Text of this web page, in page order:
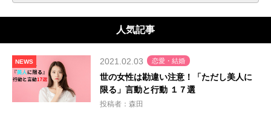
人気記事
NEWS 2021.02.03 恋愛・結婚
世の女性は勘違い注意！「ただし美人に
限る」言動と行動 １７選
投稿者：森田